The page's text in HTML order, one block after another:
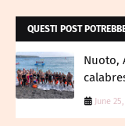
QUESTI POST
Nuoto,
June